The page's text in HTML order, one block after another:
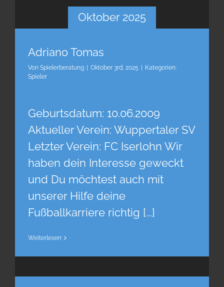
Oktober 2025
Adriano Tomas
Von Spielerberatung Oktober 3rd, 2025
Kategorien:
Spieler
Geburtsdatum: 10.06.2009
Aktueller Verein: Wuppertaler SV
Letzter Verein: FC Iserlohn Wir
haben dein Interesse geweckt
und Du möchtest auch mit
unserer Hilfe deine
Fußballkarriere richtig [...]
Weiterlesen